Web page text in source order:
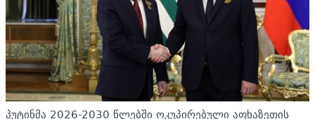
პუტინმა 2026-2030 წლებში ოკუპირებული აფხაზეთის